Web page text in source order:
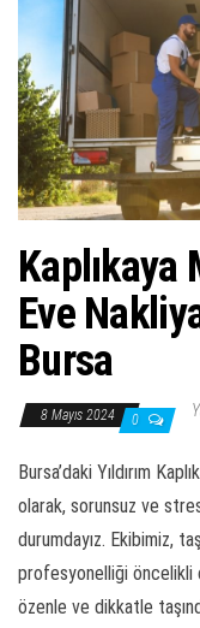
Kaplıkaya
Eve
Bursa
8 Mayıs 2024 0
Bursa’daki Yıldırım
olarak, sorunsuz ve
durumdayız. Ekibimiz,
profesyonelliği öncelikli
özenle ve dikkatle